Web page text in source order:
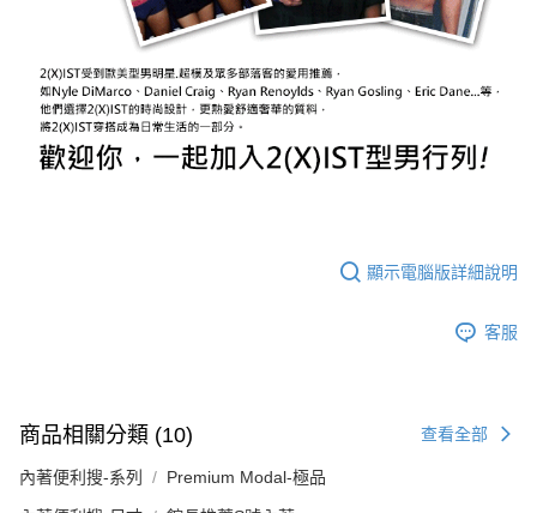
顯示電腦版詳細說明
客服
商品相關分類 (10) 查看全部
內著便利搜-系列 Premium Modal-極品